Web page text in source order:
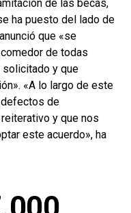
de las becas,
ha puesto del lado de
que «se
de todas
solicitado y que
«A lo largo de este
de
y que nos
este acuerdo», ha